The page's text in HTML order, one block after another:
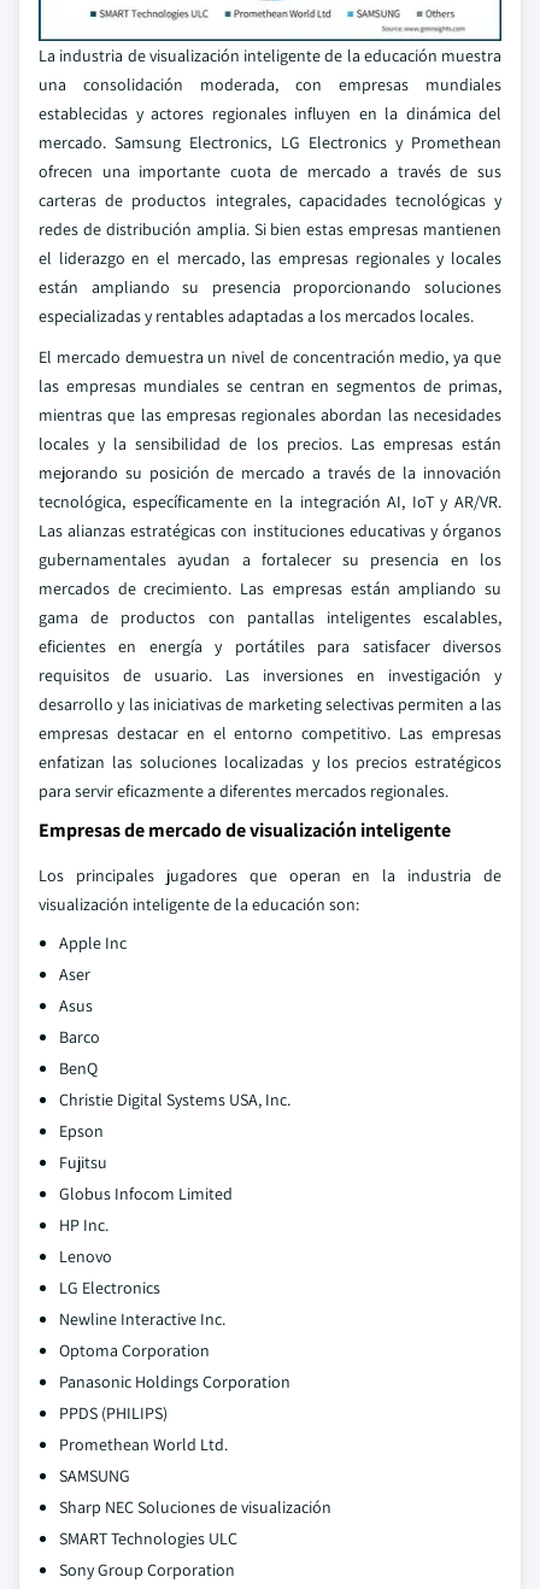
La industria de visualización inteligente de la educación muestra
una consolidación moderada, con empresas mundiales
establecidas y actores regionales influyen en la dinámica del
mercado. Samsung Electronics, LG Electronics y Promethean
ofrecen una importante cuota de mercado a través de sus
carteras de productos integrales, capacidades tecnológicas y
redes de distribución amplia. Si bien estas empresas mantienen
el liderazgo en el mercado, las empresas regionales y locales
están ampliando su presencia proporcionando soluciones
especializadas y rentables adaptadas a los mercados locales.
El mercado demuestra un nivel de concentración medio, ya que
las empresas mundiales se centran en segmentos de primas,
mientras que las empresas regionales abordan las necesidades
locales y la sensibilidad de los precios. Las empresas están
mejorando su posición de mercado a través de la innovación
tecnológica, específicamente en la integración AI, IoT y AR/VR.
Las alianzas estratégicas con instituciones educativas y órganos
gubernamentales ayudan a fortalecer su presencia en los
mercados de crecimiento. Las empresas están ampliando su
gama de productos con pantallas inteligentes escalables,
eficientes en energía y portátiles para satisfacer diversos
requisitos de usuario. Las inversiones en investigación y
desarrollo y las iniciativas de marketing selectivas permiten a las
empresas destacar en el entorno competitivo. Las empresas
enfatizan las soluciones localizadas y los precios estratégicos
para servir eficazmente a diferentes mercados regionales.
Empresas de mercado de visualización inteligente
Los principales jugadores que operan en la industria de
visualización inteligente de la educación son:
Apple Inc
Aser
Asus
Barco
BenQ
Christie Digital Systems USA, Inc.
Epson
Fujitsu
Globus Infocom Limited
HP Inc.
Lenovo
LG Electronics
Newline Interactive Inc.
Optoma Corporation
Panasonic Holdings Corporation
PPDS (PHILIPS)
Promethean World Ltd.
SAMSUNG
Sharp NEC Soluciones de visualización
SMART Technologies ULC
Sony Group Corporation